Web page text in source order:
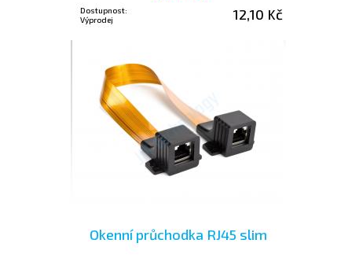
Dostupnost:
Výprodej
12,10 Kč
Okenní průchodka RJ45 slim